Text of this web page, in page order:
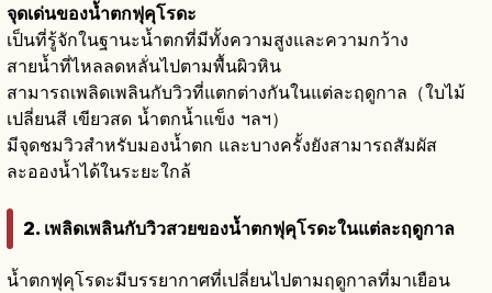
จุดเด่นของน้ำตกฟุคุโรดะ
เป็นที่รู้จักในฐานะน้ำตกที่มีทั้งความสูงและความกว้าง
สายน้ำที่ไหลลดหลั่นไปตามพื้นผิวหิน
สามารถเพลิดเพลินกับวิวที่แตกต่างกันในแต่ละฤดูกาล（ใบไม้
เปลี่ยนสี เขียวสด น้ำตกน้ำแข็ง ฯลฯ）
มีจุดชมวิวสำหรับมองน้ำตก และบางครั้งยังสามารถสัมผัส
ละอองน้ำได้ในระยะใกล้
2. เพลิดเพลินกับวิวสวยของน้ำตกฟุคุโรดะในแต่ละฤดูกาล
น้ำตกฟุคุโรดะมีบรรยากาศที่เปลี่ยนไปตามฤดูกาลที่มาเยือน